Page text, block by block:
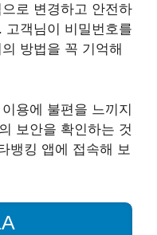
로 변경하고 안전하
고객님이 비밀번호를
방법을 꼭 기억해
용에 불편을 느끼지
보안을 확인하는 것
뱅킹 앱에 접속해 보